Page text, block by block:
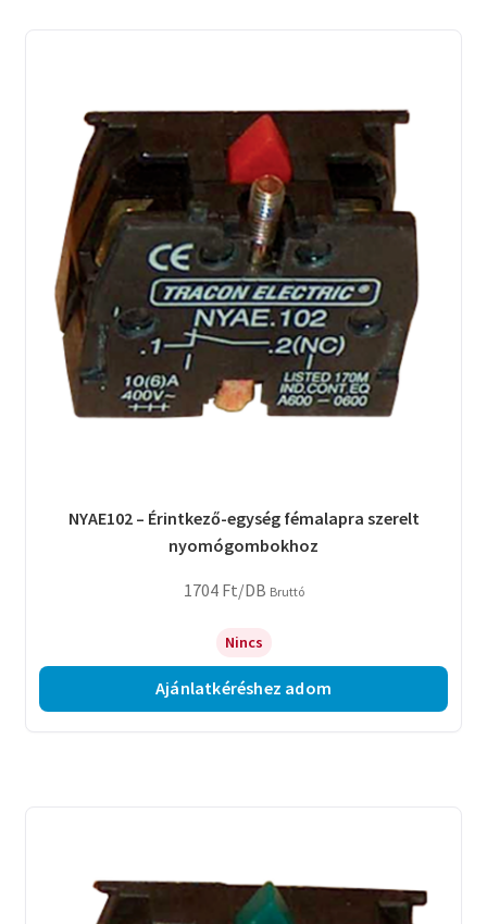
NYAE102 – Érintkező-egység fémalapra szerelt
nyomógombokhoz
1704 Ft/DB Bruttó
Nincs
Ajánlatkéréshez adom